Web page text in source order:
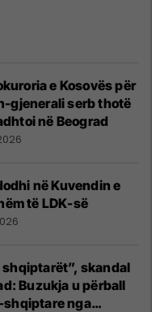
e Kosovës për
gjenerali serb thotë
në Beograd
në Kuvendin e
të LDK-së
skandal
Buzukja u përball
nga